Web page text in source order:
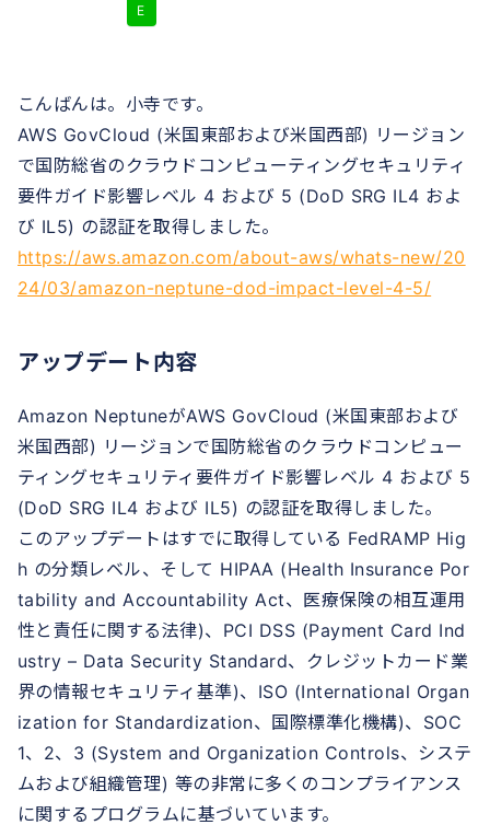
E
こんばんは。小寺です。
AWS GovCloud (米国東部および米国西部) リージョン
で国防総省のクラウドコンピューティングセキュリティ
要件ガイド影響レベル 4 および 5 (DoD SRG IL4 およ
び IL5) の認証を取得しました。
https://aws.amazon.com/about-aws/whats-new/20
24/03/amazon-neptune-dod-impact-level-4-5/
アップデート内容
Amazon NeptuneがAWS GovCloud (米国東部および
米国西部) リージョンで国防総省のクラウドコンピュー
ティングセキュリティ要件ガイド影響レベル 4 および 5
(DoD SRG IL4 および IL5) の認証を取得しました。
このアップデートはすでに取得している FedRAMP Hig
h の分類レベル、そして HIPAA (Health Insurance Por
tability and Accountability Act、医療保険の相互運用
性と責任に関する法律)、PCI DSS (Payment Card Ind
ustry – Data Security Standard、クレジットカード業
界の情報セキュリティ基準)、ISO (International Organ
ization for Standardization、国際標準化機構)、SOC
1、2、3 (System and Organization Controls、システ
ムおよび組織管理) 等の非常に多くのコンプライアンス
に関するプログラムに基づいています。